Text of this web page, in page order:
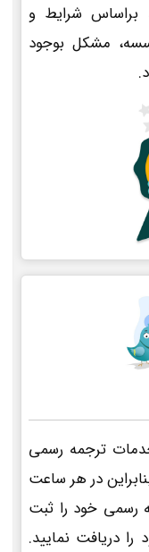
براساس شرایط و
مشکل بوجود
ترجمه رسمی
نماید بنابراین در هر ساعت
رسمی خود را ثبت
دریافت نمایید.